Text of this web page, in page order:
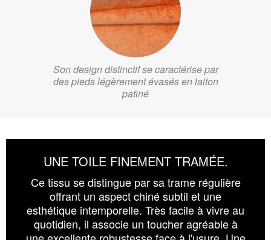
Son design distinctif se caractérise par
des pieds légèrement évasés en laiton
patiné
UNE TOILE FINEMENT TRAMÉE.
Ce tissu se distingue par sa trame régulière
offrant un aspect chiné subtil et une
esthétique intemporelle. Très facile à vivre au
quotidien, il associe un toucher agréable à